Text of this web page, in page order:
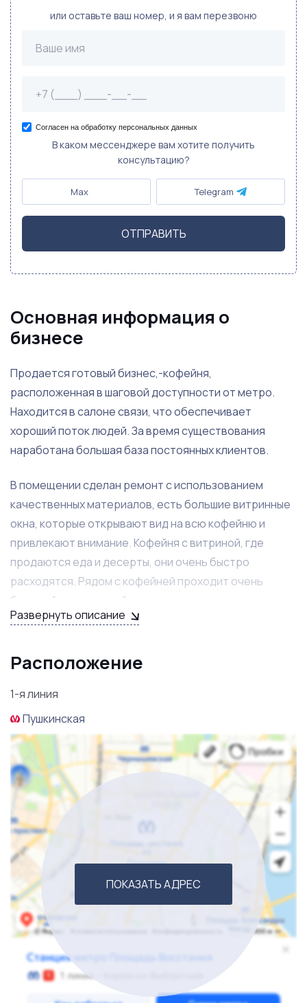
или оставьте ваш номер, и я вам перезвоню
Согласен на обработку персональных данных
В каком мессенджере вам хотите получить
консультацию?
Max Telegram
ОТПРАВИТЬ
Основная информация о
бизнесе
Продается готовый бизнес,-кофейня,
расположенная в шаговой доступности от метро.
Находится в салоне связи, что обеспечивает
хороший поток людей. За время существования
наработана большая база постоянных клиентов.
В помещении сделан ремонт с использованием
качественных материалов, есть большие витринные
окна, которые открывают вид на всю кофейню и
привлекают внимание. Кофейня с витриной, где
продаются еда и десерты, они очень быстро
расходятся. Рядом с кофейней проходит очень
большой поток людей, активно на данном этапе
работает промоутер и акции. Есть большой
дополнительных вложений для продолжения
Персонал - укомплектован, график работы настроен,
бариста опытные, и проходят требования к закону по
вакцинации персонала в общепите. Также новому
владельцу будет оказана помощь и поддержка на
первоначальном этапе для наиболее легкого входа в
бизнес и понимания всех бизнес процессов.
Звоните прямо сейчас!
Развернуть описание
Расположение
1-я линия
Пушкинская
ПОКАЗАТЬ АДРЕС